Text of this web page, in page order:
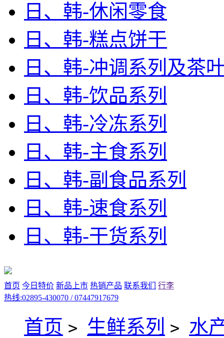
日、韩-休闲零食
日、韩-糕点饼干
日、韩-冲调系列及茶
日、韩-饮品系列
日、韩-冷冻系列
日、韩-主食系列
日、韩-副食品系列
日、韩-速食系列
日、韩-干货系列
首页 今日特价 新品上市 热销产品 联系我们
行李
热线:02895-430070 / 07447917679
首页 > 生鲜系列 > 水